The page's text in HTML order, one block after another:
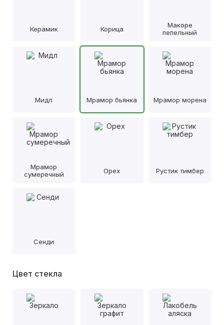
Керамик Корица
Макоре
пепельный
Мидл Мрамор бьянка Мрамор морена
Мрамор
сумеречный
Орех Рустик тимбер
Сенди
Цвет стекла